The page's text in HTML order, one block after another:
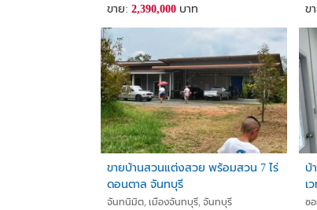
ขาย: 2,390,000บาท ข
ขายบ้านสวนแต่งสวย พร้อมสวน 7 ไร่
ดอนตาล จันทบุรี
จันทนิมิต, เมืองจันทบุรี, จันทบุรี
บ้
เ
ซ